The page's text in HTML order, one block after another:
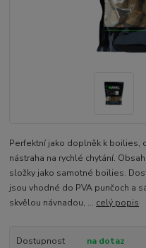
Perfektní jako doplněk k boilies,
nástraha na rychlé chytání.
složky jako samotné boilies.
jsou vhodné do PVA punčoch a
skvělou návnadou, ... celý popis
Dostupnost
na dotaz